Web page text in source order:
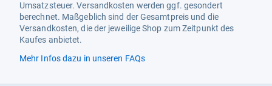
Umsatzsteuer. Versandkosten werden ggf. gesondert
berechnet. Maßgeblich sind der Gesamtpreis und die
Versandkosten, die der jeweilige Shop zum Zeitpunkt des
Kaufes anbietet.
Mehr Infos dazu in unseren FAQs